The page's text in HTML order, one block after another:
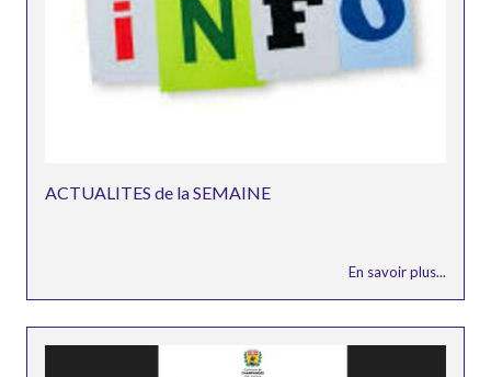
ACTUALITES de la SEMAINE
En savoir plus...